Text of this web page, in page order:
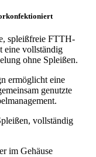
spleißfreie FTTH-
eine vollständig
ohne Spleißen.
ermöglicht eine
genutzte
vollständig
im Gehäuse